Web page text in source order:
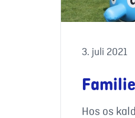
3. juli 2021
Hos os